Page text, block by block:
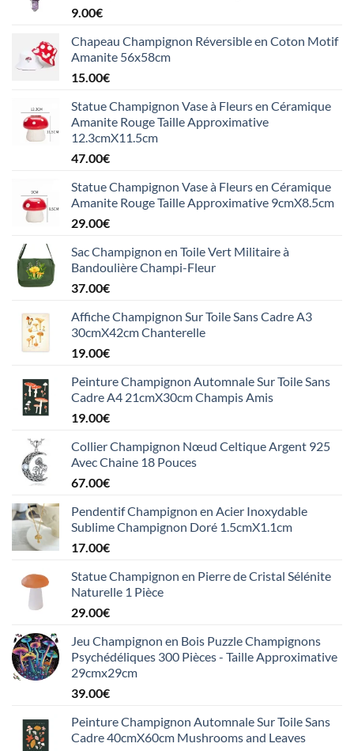
9.00€
Chapeau Champignon Réversible en Coton Motif
Amanite 56x58cm
15.00€
Statue Champignon Vase à Fleurs en Céramique
Amanite Rouge Taille Approximative
12.3cmX11.5cm
47.00€
Statue Champignon Vase à Fleurs en Céramique
Amanite Rouge Taille Approximative 9cmX8.5cm
29.00€
Sac Champignon en Toile Vert Militaire à
Bandoulière Champi-Fleur
37.00€
Affiche Champignon Sur Toile Sans Cadre A3
30cmX42cm Chanterelle
19.00€
Peinture Champignon Automnale Sur Toile Sans
Cadre A4 21cmX30cm Champis Amis
19.00€
Collier Champignon Nœud Celtique Argent 925
Avec Chaine 18 Pouces
67.00€
Pendentif Champignon en Acier Inoxydable
Sublime Champignon Doré 1.5cmX1.1cm
17.00€
Statue Champignon en Pierre de Cristal Sélénite
Naturelle 1 Pièce
29.00€
Jeu Champignon en Bois Puzzle Champignons
Psychédéliques 300 Pièces - Taille Approximative
29cmx29cm
39.00€
Peinture Champignon Automnale Sur Toile Sans
Cadre 40cmX60cm Mushrooms and Leaves